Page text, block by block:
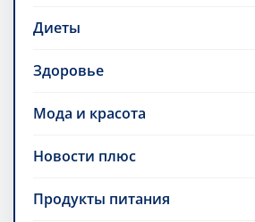
Диеты
Здоровье
Мода и красота
Новости плюс
Продукты питания